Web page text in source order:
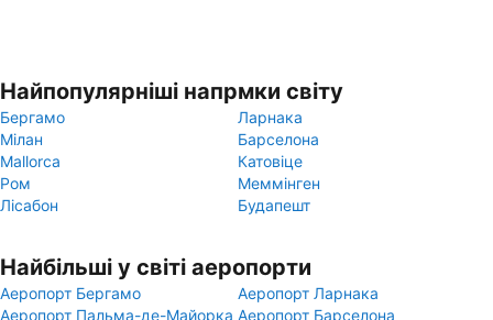
Найпопулярніші напрмки світу
Бергамо
Ларнака
Мілан
Барселона
Mallorca
Катовіце
Ром
Меммінген
Лісабон
Будапешт
Найбільші у світі аеропорти
Аеропорт Бергамо
Аеропорт Ларнака
Аеропорт Пальма-де-Майорка Аеропорт Барселона